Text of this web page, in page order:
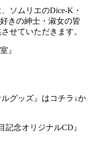
ソムリエのDice-K・
きの紳士・淑女の皆
せていただきます。
』
グッズ』はコチラ↓か
念オリジナルCD』